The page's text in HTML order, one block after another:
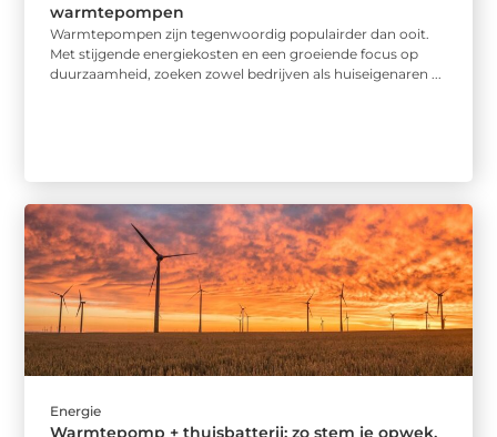
warmtepompen
Warmtepompen zijn tegenwoordig populairder dan ooit.
Met stijgende energiekosten en een groeiende focus op
duurzaamheid, zoeken zowel bedrijven als huiseigenaren ...
Energie
Warmtepomp + thuisbatterij: zo stem je opwek,